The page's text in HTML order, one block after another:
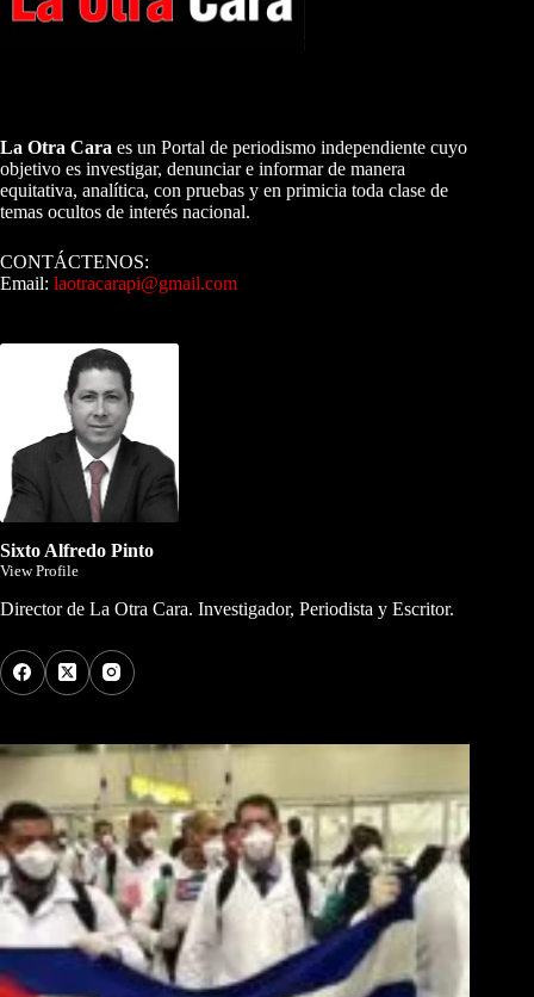
La Otra Cara es un Portal de periodismo independiente cuyo
objetivo es investigar, denunciar e informar de manera
equitativa, analítica, con pruebas y en primicia toda clase de
temas ocultos de interés nacional.
CONTÁCTENOS:
Email: laotracarapi@gmail.com
Sixto Alfredo Pinto
View Profile
Director de La Otra Cara. Investigador, Periodista y Escritor.